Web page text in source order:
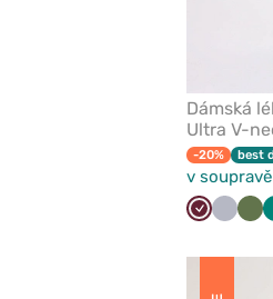
Dámská
Ultra V-
-20% best
v
Třešňová
Světle